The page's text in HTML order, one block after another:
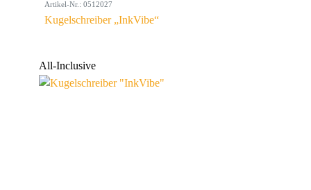
Farbe
Artikel-Nr.: 0512027
Kugelschreiber „InkVibe“
All-Inclusive